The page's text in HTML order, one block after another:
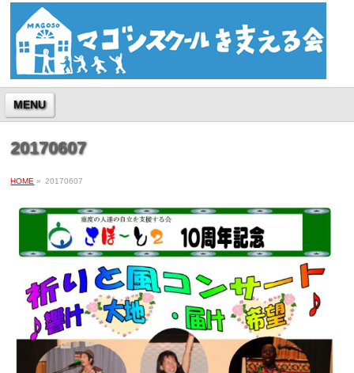
MENU
20170607
HOME » 20170607